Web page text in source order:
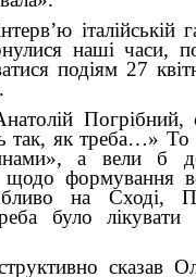
італійській
наші часи,
подіям 27
Погрібний,
як треба…» То
а вели б
формування
на
було лікувати
сказав